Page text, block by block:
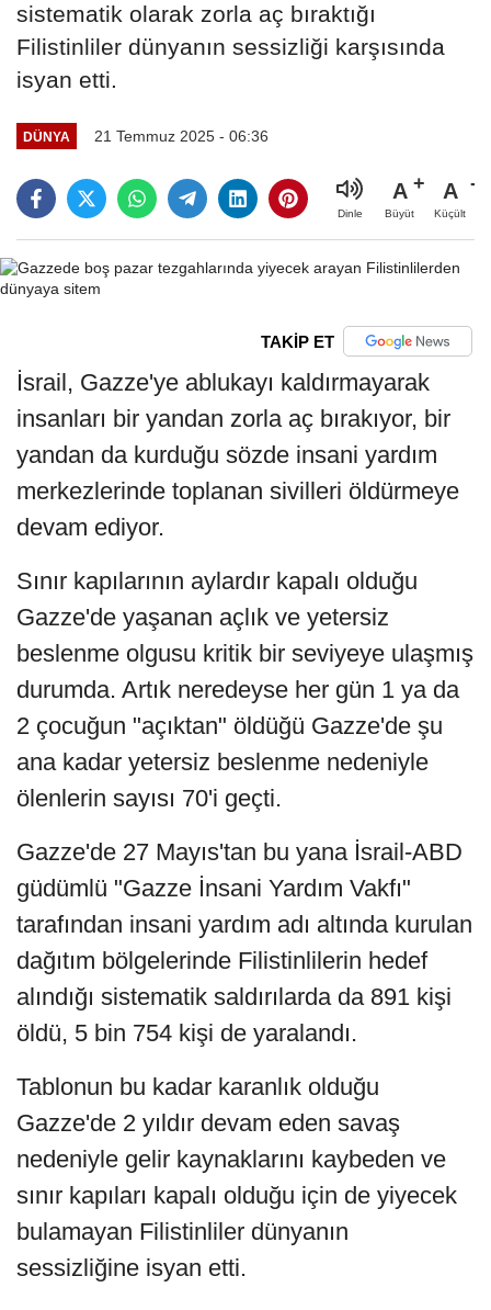
sistematik olarak zorla aç bıraktığı
Filistinliler dünyanın sessizliği karşısında
isyan etti.
DÜNYA 21 Temmuz 2025 - 06:36
Dinle
A
Büyüt
A
Küçült
TAKİP ET
İsrail, Gazze'ye ablukayı kaldırmayarak
insanları bir yandan zorla aç bırakıyor, bir
yandan da kurduğu sözde insani yardım
merkezlerinde toplanan sivilleri öldürmeye
devam ediyor.
Sınır kapılarının aylardır kapalı olduğu
Gazze'de yaşanan açlık ve yetersiz
beslenme olgusu kritik bir seviyeye ulaşmış
durumda. Artık neredeyse her gün 1 ya da
2 çocuğun "açıktan" öldüğü Gazze'de şu
ana kadar yetersiz beslenme nedeniyle
ölenlerin sayısı 70'i geçti.
Gazze'de 27 Mayıs'tan bu yana İsrail-ABD
güdümlü "Gazze İnsani Yardım Vakfı"
tarafından insani yardım adı altında kurulan
dağıtım bölgelerinde Filistinlilerin hedef
alındığı sistematik saldırılarda da 891 kişi
öldü, 5 bin 754 kişi de yaralandı.
Tablonun bu kadar karanlık olduğu
Gazze'de 2 yıldır devam eden savaş
nedeniyle gelir kaynaklarını kaybeden ve
sınır kapıları kapalı olduğu için de yiyecek
bulamayan Filistinliler dünyanın
sessizliğine isyan etti.